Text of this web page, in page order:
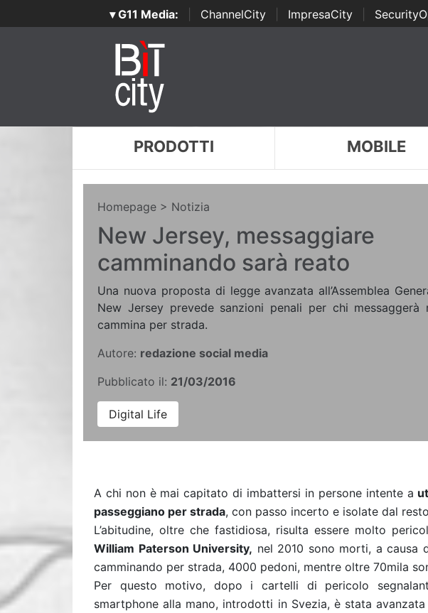
▾ G11 Media: ChannelCity ImpresaCity
PRODOTTI MOBILE
Homepage > Notizia
New Jersey, messaggiare
camminando sarà reato
Una nuova proposta di legge avanzata all’Assemblea
New Jersey prevede sanzioni penali per chi messaggerà
cammina per strada.
Autore: redazione social media
Pubblicato il: 21/03/2016
Digital Life
A chi non è mai capitato di imbattersi in persone intente a
passeggiano per strada, con passo incerto e isolate dal
L’abitudine, oltre che fastidiosa, risulta essere molto
William Paterson University, nel 2010 sono morti, a causa
camminando per strada, 4000 pedoni, mentre oltre 70mila
Per questo motivo, dopo i cartelli di pericolo
smartphone alla mano, introdotti in Svezia, è stata